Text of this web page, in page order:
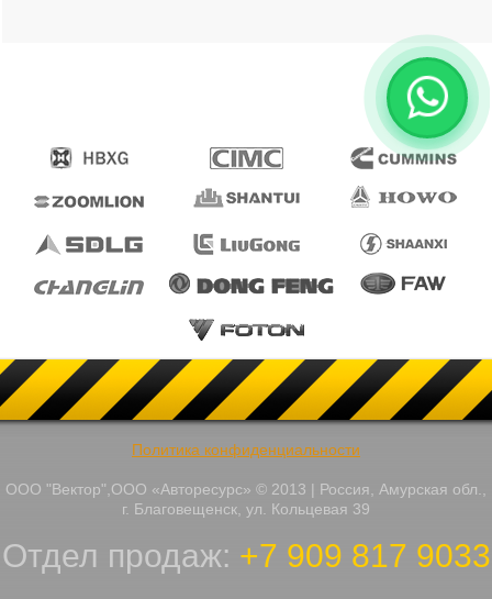
Политика конфиденциальности
ООО "Вектор",ООО «Авторесурс» © 2013 | Россия, Амурская обл.,
г. Благовещенск, ул. Кольцевая 39
Отдел продаж: +7 909 817 9033